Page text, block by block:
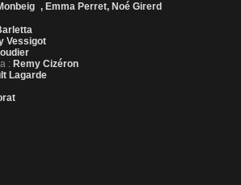
, Emma Perret, Noé Girerd
Vessigot
: Remy Cizéron
Lagarde